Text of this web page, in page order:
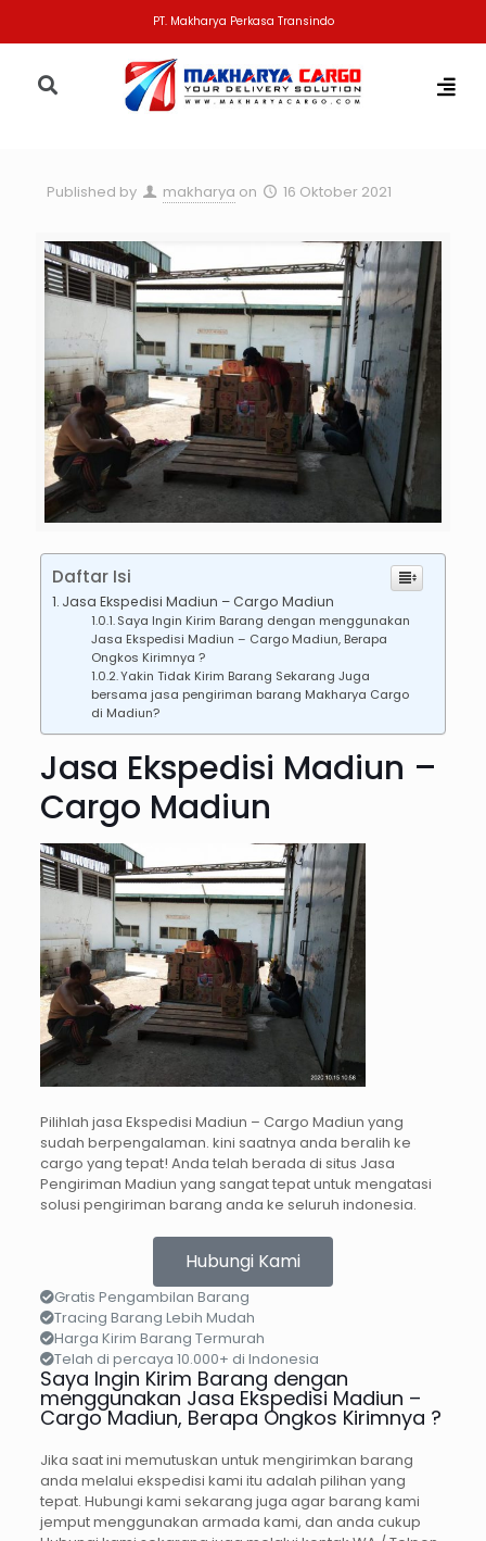
PT. Makharya Perkasa Transindo
Published by makharya on 16 Oktober 2021
Daftar Isi
Jasa Ekspedisi Madiun – Cargo Madiun
Saya Ingin Kirim Barang dengan menggunakan
Jasa Ekspedisi Madiun – Cargo Madiun, Berapa
Ongkos Kirimnya ?
Yakin Tidak Kirim Barang Sekarang Juga
bersama jasa pengiriman barang Makharya Cargo
di Madiun?
Jasa Ekspedisi Madiun –
Cargo Madiun
Pilihlah jasa Ekspedisi Madiun – Cargo Madiun yang
sudah berpengalaman. kini saatnya anda beralih ke
cargo yang tepat! Anda telah berada di situs Jasa
Pengiriman Madiun yang sangat tepat untuk mengatasi
solusi pengiriman barang anda ke seluruh indonesia.
Hubungi Kami
Gratis Pengambilan Barang
Tracing Barang Lebih Mudah
Harga Kirim Barang Termurah
Telah di percaya 10.000+ di Indonesia
Saya Ingin Kirim Barang dengan
menggunakan Jasa Ekspedisi Madiun –
Cargo Madiun, Berapa Ongkos Kirimnya ?
Jika saat ini memutuskan untuk mengirimkan barang
anda melalui ekspedisi kami itu adalah pilihan yang
tepat. Hubungi kami sekarang juga agar barang kami
jemput menggunakan armada kami, dan anda cukup